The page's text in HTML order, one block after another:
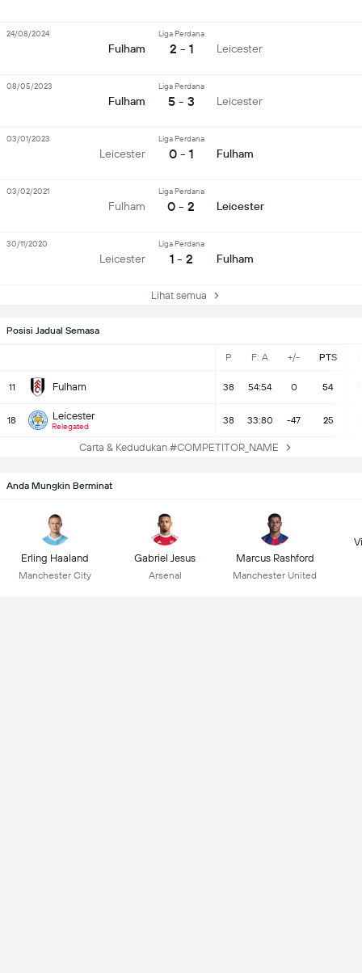
Posisi Jadual Semasa
P F: A +/- PTS
11 Fulham 38 54:54 0 54
18 Leicester
Relegated
38 33:80 -47 25
Carta & Kedudukan #COMPETITOR_NAME
Fulham
Liga Perdana
2 - 1 Leicester
24/08/2024
Fulham
Liga Perdana
5 - 3 Leicester
08/05/2023
Leicester
Liga Perdana
0 - 1 Fulham
03/01/2023
Fulham
Liga Perdana
0 - 2 Leicester
03/02/2021
Leicester
Liga Perdana
1 - 2 Fulham
30/11/2020
Lihat semua
Anda Mungkin Berminat
Erling Haaland
Manchester City
Gabriel Jesus
Arsenal
Marcus Rashford
Manchester United